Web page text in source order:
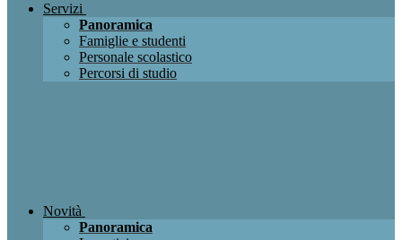
Servizi
Panoramica
Famiglie e studenti
Personale scolastico
Percorsi di studio
Novità
Panoramica